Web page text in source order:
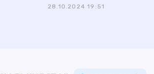
28.10.2024 19:51